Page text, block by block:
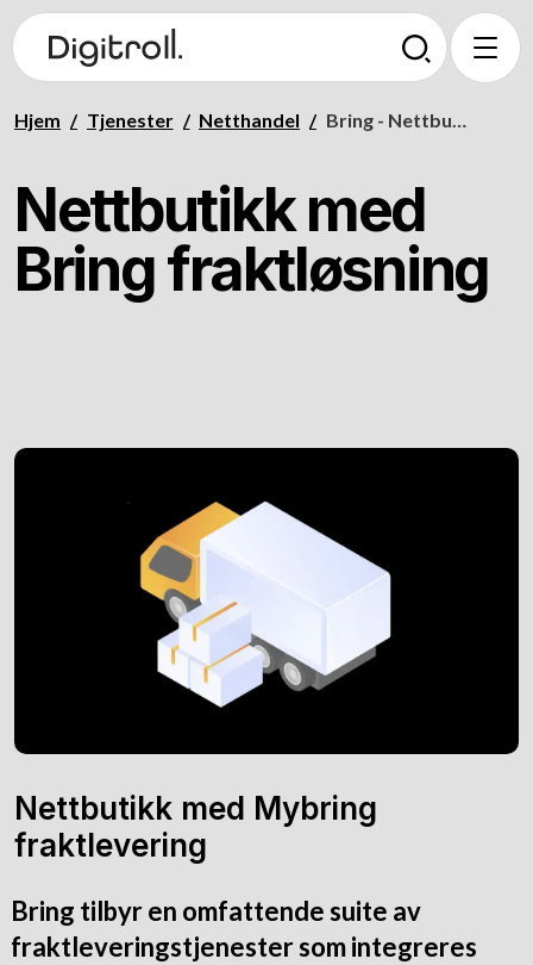
Hjem / Tjenester / Netthandel / Bring - Nettbutikk med Bring
Nettbutikk med
Bring fraktløsning
Nettbutikk med Mybring
fraktlevering
Bring tilbyr en omfattende suite av
fraktleveringstjenester som integreres